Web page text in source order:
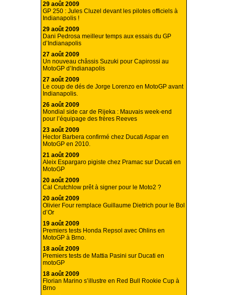
29 août 2009
GP 250 : Jules Cluzel devant les pilotes officiels à
Indianapolis !
29 août 2009
Dani Pedrosa meilleur temps aux essais du GP
d’Indianapolis
27 août 2009
Un nouveau châssis Suzuki pour Capirossi au
MotoGP d’Indianapolis
27 août 2009
Le coup de dés de Jorge Lorenzo en MotoGP avant
Indianapolis.
26 août 2009
Mondial side car de Rijeka : Mauvais week-end
pour l’équipage des frères Reeves
23 août 2009
Hector Barbera confirmé chez Ducati Aspar en
MotoGP en 2010.
21 août 2009
Aleix Espargaro pigiste chez Pramac sur Ducati en
MotoGP
20 août 2009
Cal Crutchlow prêt à signer pour le Moto2 ?
20 août 2009
Olivier Four remplace Guillaume Dietrich pour le Bol
d’Or
19 août 2009
Premiers tests Honda Repsol avec Ohlins en
MotoGP à Brno.
18 août 2009
Premiers tests de Mattia Pasini sur Ducati en
motoGP
18 août 2009
Florian Marino s’illustre en Red Bull Rookie Cup à
Brno